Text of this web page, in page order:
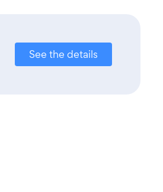
See the details